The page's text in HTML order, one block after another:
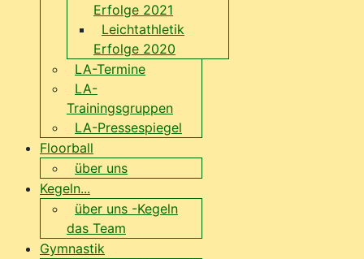
Erfolge 2021
Leichtathletik
Erfolge 2020
LA-Termine
LA-
Trainingsgruppen
LA-Pressespiegel
Floorball
über uns
Kegeln...
über uns -Kegeln
das Team
Gymnastik